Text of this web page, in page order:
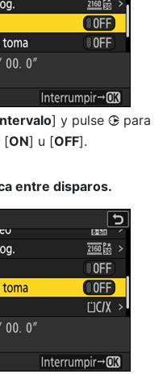
] y pulse 2 para
[ON] u [OFF].
entre disparos.